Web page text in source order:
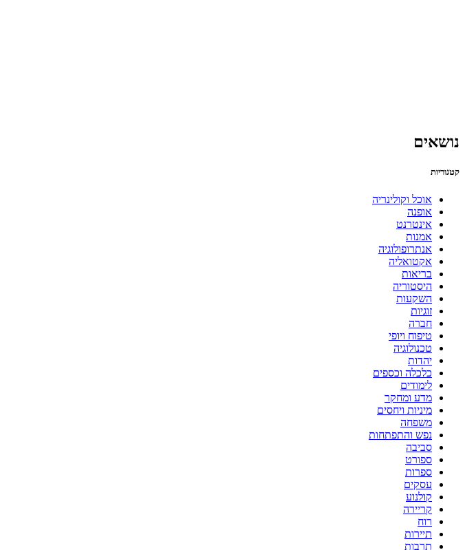
נושאים
קטגוריות
אוכל וקולינריה
אופנה
אינטרנט
אמנות
אנתרופולוגיה
אקטואליה
בריאות
היסטוריה
השקעות
זוגיות
חברה
טיפוח ויופי
טכנולוגיה
יהדות
כלכלה וכספים
לימודים
מדע ומחקר
מיניות ויחסים
משפחה
נפש והתפתחות
סביבה
ספורט
ספרות
עסקים
קולנוע
קריירה
רוח
תיירות
תרבות